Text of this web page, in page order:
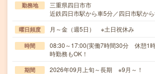
勤務地
三重県四日市市
近鉄四日市駅から車5分／四日市駅か
曜日頻度 月～金（週5日） ※土日祝休み
時間
08:30～17:00(実働7時間30分 休憩1
時勤務もOK！
期間 2026年09月上旬～長期 ※9月～！